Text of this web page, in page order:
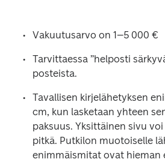
Vakuutusarvo on 1–5 000 €
Tarvittaessa ”helposti
posteista.
Tavallisen kirjelähetyksen
cm, kun lasketaan yhteen
paksuus. Yksittäinen sivu
pitkä. Putkilon muotoiselle
enimmäismitat ovat hieman